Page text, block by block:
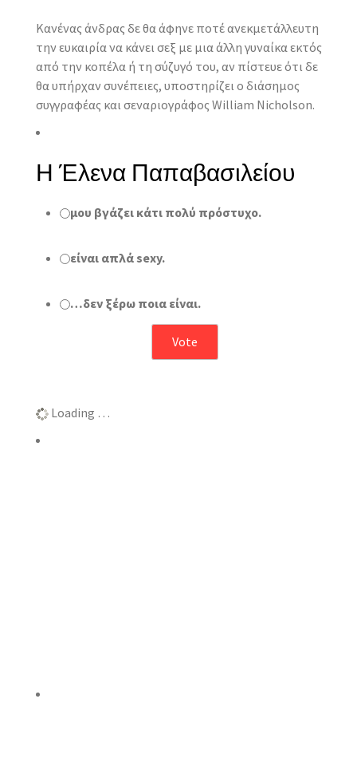
Κανένας άνδρας δε θα άφηνε ποτέ ανεκμετάλλευτη
την ευκαιρία να κάνει σεξ με μια άλλη γυναίκα εκτός
από την κοπέλα ή τη σύζυγό του, αν πίστευε ότι δε
θα υπήρχαν συνέπειες, υποστηρίζει ο διάσημος
συγγραφέας και σεναριογράφος William Nicholson.
Η Έλενα Παπαβασιλείου
μου βγάζει κάτι πολύ πρόστυχο.
είναι απλά sexy.
…δεν ξέρω ποια είναι.
Loading …